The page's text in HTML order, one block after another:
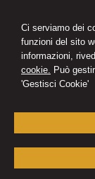
Ci serviamo dei
funzioni del sito
informazioni,
cookie. Può
'Gestisci Cookie'